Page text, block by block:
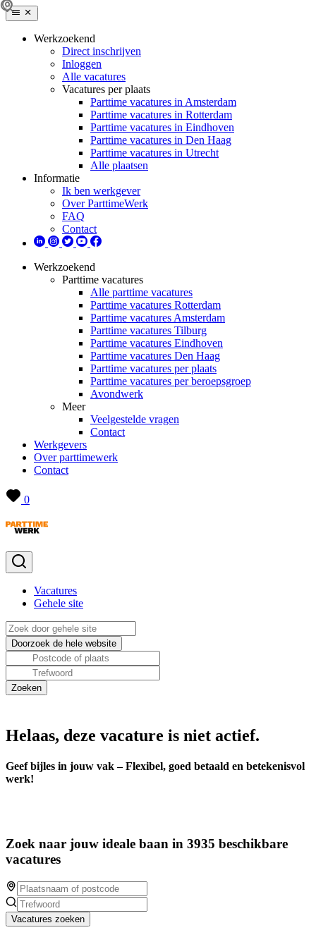
Werkzoekend
Direct inschrijven
Inloggen
Alle vacatures
Vacatures per plaats
Parttime vacatures in Amsterdam
Parttime vacatures in Rotterdam
Parttime vacatures in Eindhoven
Parttime vacatures in Den Haag
Parttime vacatures in Utrecht
Alle plaatsen
Informatie
Ik ben werkgever
Over ParttimeWerk
FAQ
Contact
Werkzoekend
Parttime vacatures
Alle parttime vacatures
Parttime vacatures Rotterdam
Parttime vacatures Amsterdam
Parttime vacatures Tilburg
Parttime vacatures Eindhoven
Parttime vacatures Den Haag
Parttime vacatures per plaats
Parttime vacatures per beroepsgroep
Avondwerk
Meer
Veelgestelde vragen
Contact
Werkgevers
Over parttimewerk
Contact
0
Vacatures
Gehele site
Helaas, deze vacature is niet actief.
Geef bijles in jouw vak – Flexibel, goed betaald en betekenisvol
werk!
Zoek naar jouw ideale baan in 3935 beschikbare
vacatures
Vacatures zoeken